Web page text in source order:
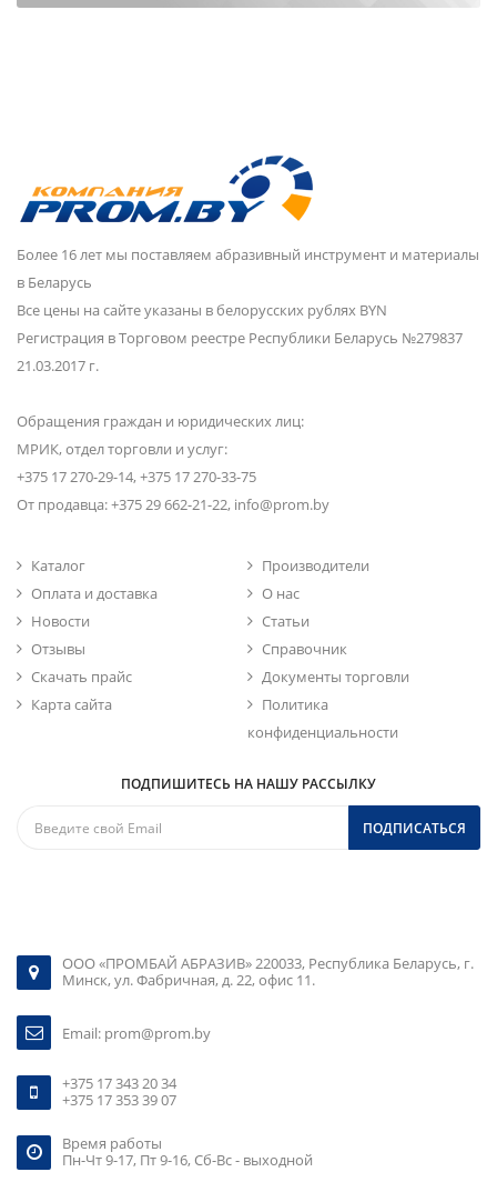
Более 16 лет мы поставляем абразивный инструмент и материалы
в Беларусь
Все цены на сайте указаны в белорусских рублях BYN
Регистрация в Торговом реестре Республики Беларусь №279837
21.03.2017 г.
Обращения граждан и юридических лиц:
МРИК, отдел торговли и услуг:
+375 17 270-29-14, +375 17 270-33-75
От продавца: +375 29 662-21-22, info@prom.by
Каталог
Производители
Оплата и доставка
О нас
Новости
Статьи
Отзывы
Справочник
Скачать прайс
Документы торговли
Карта сайта
Политика
конфиденциальности
ПОДПИШИТЕСЬ НА НАШУ РАССЫЛКУ
ПОДПИСАТЬСЯ
ООО «ПРОМБАЙ АБРАЗИВ» 220033, Республика Беларусь, г.
Минск, ул. Фабричная, д. 22, офис 11.
Email: prom@prom.by
+375 17 343 20 34
+375 17 353 39 07
Время работы
Пн-Чт 9-17, Пт 9-16, Сб-Вс - выходной